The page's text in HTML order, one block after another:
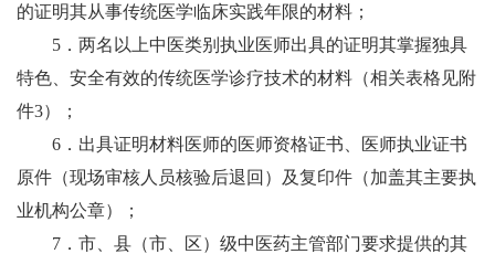
的证明其从事传统医学临床实践年限的材料；
5．两名以上中医类别执业医师出具的证明其掌握独具
特色、安全有效的传统医学诊疗技术的材料（相关表格见附
件3）；
6．出具证明材料医师的医师资格证书、医师执业证书
原件（现场审核人员核验后退回）及复印件（加盖其主要执
业机构公章）；
7．市、县（市、区）级中医药主管部门要求提供的其